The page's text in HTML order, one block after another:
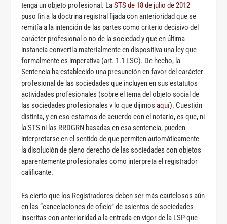
tenga un objeto profesional. LaSTS de 18 de julio de 2012
puso fin a la doctrina registral fijada con anterioridad que se
remitía a la intención de las partes como criterio decisivo del
carácter profesional o no de la sociedad y que en última
instancia convertía materialmente en dispositiva una ley que
formalmente es imperativa (art. 1.1 LSC). De hecho, la
Sentencia ha establecido una presunción en favor del carácter
profesional de las sociedades que incluyen en sus estatutos
actividades profesionales (sobre el tema del objeto social de
las sociedades profesionales v lo que dijimosaquí). Cuestión
distinta, y en eso estamos de acuerdo con el notario, es que, ni
la STS ni las RRDGRN basadas en esa sentencia, pueden
interpretarse en el sentido de que permiten automáticamente
la disolución de pleno derecho de las sociedades con objetos
aparentemente profesionales como interpreta el registrador
calificante.
Es cierto que los Registradores deben ser más cautelosos aún
en las “cancelaciones de oficio” de asientos de sociedades
inscritas con anterioridad a la entrada en vigor de la LSP que